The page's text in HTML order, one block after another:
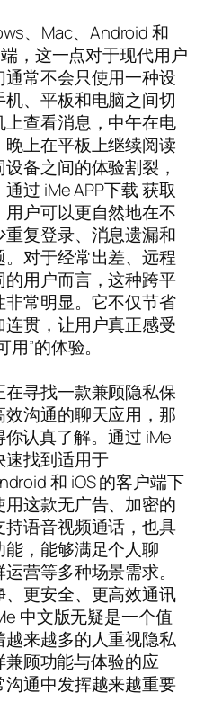
、Mac、Android 和
，这一点对于现代用户
常不会只使用一种设
、平板和电脑之间切
查看消息，中午在电
上在平板上继续阅读
备之间的体验割裂，
过 iMe APP下载 获取
户可以更自然地在不
复登录、消息遗漏和
对于经常出差、远程
用户而言，这种跨平
常明显。它不仅节省
贯，让用户真正感受
”的体验。
寻找一款兼顾隐私保
沟通的聊天应用，那
你认真了解。通过 iMe
速找到适用于
和 iOS 的客户端下
这款无广告、加密的
语音视频通话，也具
，能够满足个人聊
营等多种场景需求。
更安全、更高效通讯
中文版无疑是一个值
来越多的人重视隐私
兼顾功能与体验的应
通中发挥越来越重要